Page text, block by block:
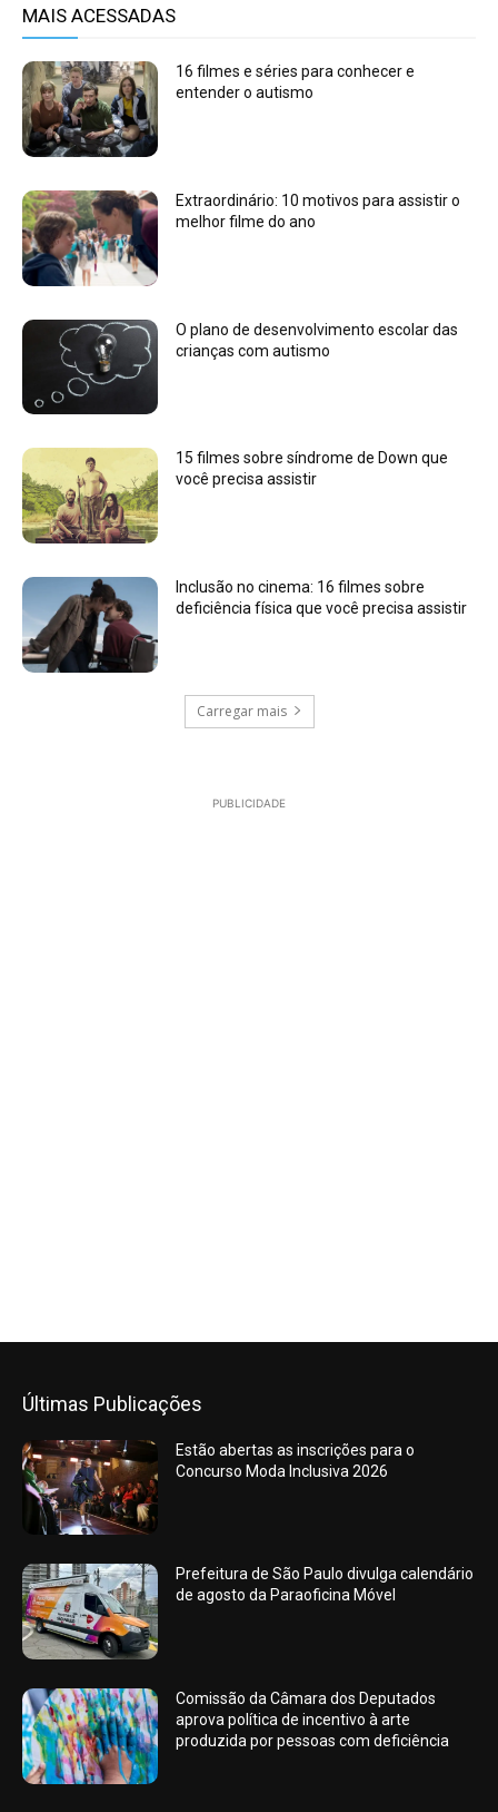
MAIS ACESSADAS
16 filmes e séries para conhecer e
entender o autismo
Extraordinário: 10 motivos para assistir o
melhor filme do ano
O plano de desenvolvimento escolar das
crianças com autismo
15 filmes sobre síndrome de Down que
você precisa assistir
Inclusão no cinema: 16 filmes sobre
deficiência física que você precisa assistir
Carregar mais
PUBLICIDADE
Últimas Publicações
Estão abertas as inscrições para o
Concurso Moda Inclusiva 2026
Prefeitura de São Paulo divulga calendário
de agosto da Paraoficina Móvel
Comissão da Câmara dos Deputados
aprova política de incentivo à arte
produzida por pessoas com deficiência